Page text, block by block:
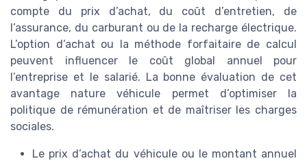
compte du prix d’achat, du coût d’entretien, de
l’assurance, du carburant ou de la recharge électrique.
L’option d’achat ou la méthode forfaitaire de calcul
peuvent influencer le coût global annuel pour
l’entreprise et le salarié. La bonne évaluation de cet
avantage nature véhicule permet d’optimiser la
politique de rémunération et de maîtriser les charges
sociales.
Le prix d’achat du véhicule ou le montant annuel